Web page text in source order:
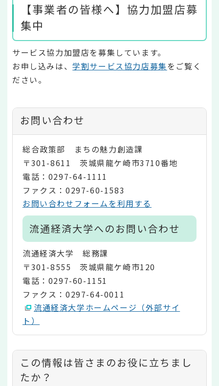
【事業者の皆様へ】協力加盟店募
集中
サービス協力加盟店を募集しています。
お申し込みは、学割サービス協力店募集をご覧く
ださい。
お問い合わせ
総合政策部 まちの魅力創造課
〒301-8611 茨城県龍ケ崎市3710番地
電話：0297-64-1111
ファクス：0297-60-1583
お問い合わせフォームを利用する
流通経済大学へのお問い合わせ
流通経済大学 総務課
〒301-8555 茨城県龍ケ崎市120
電話：0297-60-1151
ファクス：0297-64-0011
流通経済大学ホームページ（外部サイ
ト）
コ
ン
この情報は皆さまのお役に立ちまし
たか？